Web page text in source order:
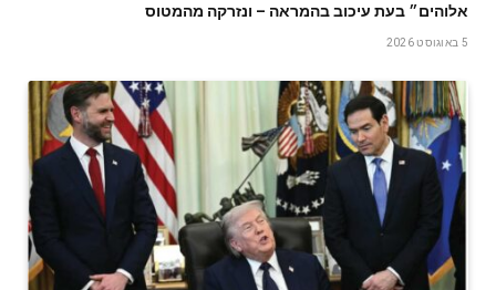
אלוהים״ בעת עיכוב בהמראה – ונזרקה מהמטוס
5 באוגוסט 2026